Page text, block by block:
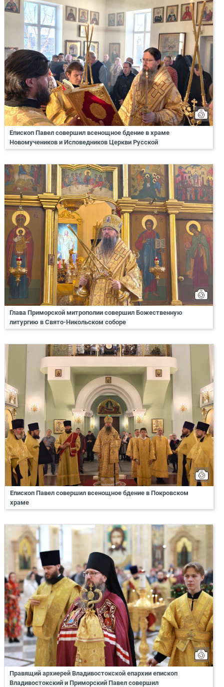
Епископ Павел совершил всенощное бдение в храме
Новомучеников и Исповедников Церкви Русской
Глава Приморской митрополии совершил Божественную
литургию в Свято-Никольском соборе
Епископ Павел совершил всенощное бдение в Покровском
храме
Правящий архиерей Владивостокской епархии епископ
Владивостокский и Приморский Павел совершил